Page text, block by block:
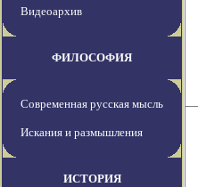
Видеоархив
ФИЛОСОФИЯ
Современная русская мысль
Искания и размышления
ИСТОРИЯ